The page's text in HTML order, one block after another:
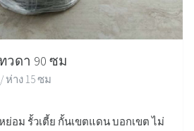
วดา 90 ซม
ห่าง 15 ซม
ย่อม รั้วเตี้ย กั้นเขตแดน บอกเขต ไม่